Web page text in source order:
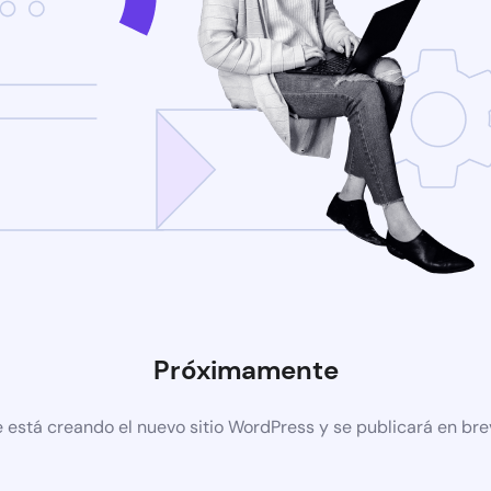
Próximamente
está creando el nuevo sitio WordPress y se publicará en